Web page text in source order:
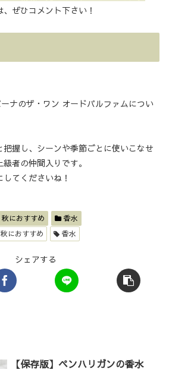
ぜひコメント下さい！
ナのザ・ワン オードパルファムについ
握し、シーンや季節ごとに使いこなせ
者の仲間入りです。
てくださいね！
秋におすすめ
香水
秋におすすめ 香水
シェアする
【保存版】ペンハリガンの香水